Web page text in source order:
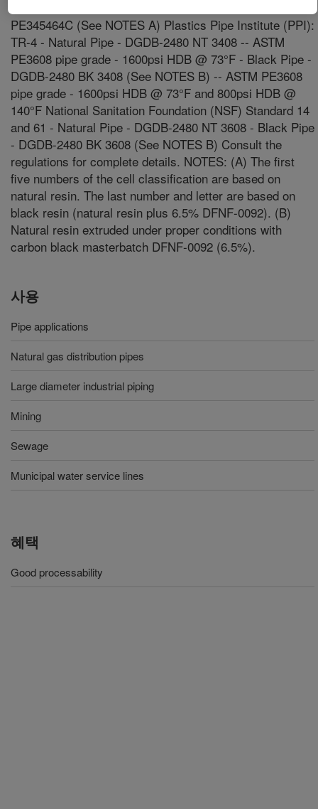
PE345464C (See NOTES A) Plastics Pipe Institute (PPI):
TR-4 - Natural Pipe - DGDB-2480 NT 3408 -- ASTM
PE3608 pipe grade - 1600psi HDB @ 73°F - Black Pipe -
DGDB-2480 BK 3408 (See NOTES B) -- ASTM PE3608
pipe grade - 1600psi HDB @ 73°F and 800psi HDB @
140°F National Sanitation Foundation (NSF) Standard 14
and 61 - Natural Pipe - DGDB-2480 NT 3608 - Black Pipe
- DGDB-2480 BK 3608 (See NOTES B) Consult the
regulations for complete details. NOTES: (A) The first
five numbers of the cell classification are based on
natural resin. The last number and letter are based on
black resin (natural resin plus 6.5% DFNF-0092). (B)
Natural resin extruded under proper conditions with
carbon black masterbatch DFNF-0092 (6.5%).
사용
Pipe applications
Natural gas distribution pipes
Large diameter industrial piping
Mining
Sewage
Municipal water service lines
혜택
Good processability